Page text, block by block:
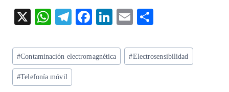
X
W
ts
A
p
T
eg
ra
m
F
eb
o
Li
ke
dI
E
ai
l
re
Etiquetas
de
la
#Contaminación electromagnética #Electrosensibilidad
#Telefonía móvil